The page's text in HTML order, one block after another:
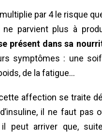
par 4 le risque
parvient plus à
présent dans sa
symptômes : une
de la fatigue…
affection se traite
il ne faut pas
il peut arriver que,